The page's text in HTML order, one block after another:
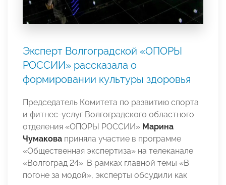
Эксперт Волгоградской «ОПОРЫ
РОССИИ» рассказала о
формировании культуры здоровья
Председатель Комитета по развитию спорта
и фитнес-услуг Волгоградского областного
отделения «ОПОРЫ РОССИИ» Марина
Чумакова приняла участие в программе
«Общественная экспертиза» на телеканале
«Волгоград 24». В рамках главной темы «В
погоне за модой», эксперты обсудили как